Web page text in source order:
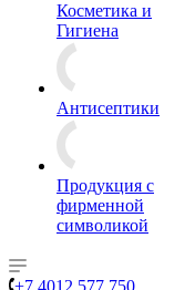
Косметика и
Гигиена
Антисептики
Продукция с
фирменной
символикой
+7 4012 577 750